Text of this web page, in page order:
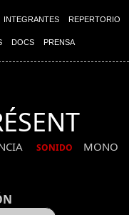
INTEGRANTES REPERTORIO
DOCS PRENSA
SONIDO MONO